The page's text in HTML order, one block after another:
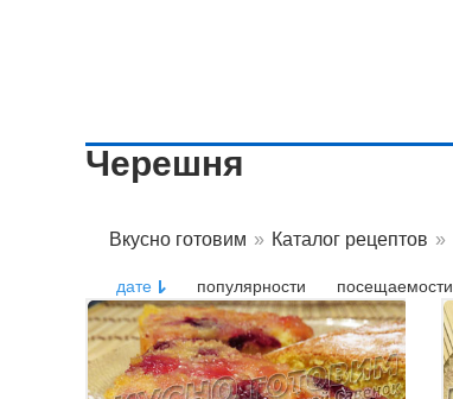
Черешня
Вкусно готовим » Каталог рецептов »
дате популярности посещаемости